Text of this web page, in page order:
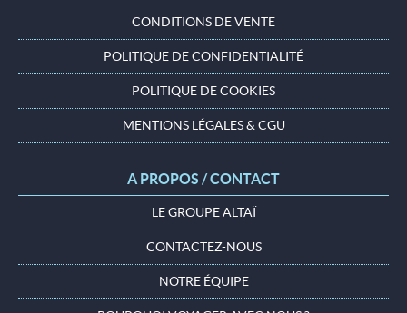
CONDITIONS DE VENTE
POLITIQUE DE CONFIDENTIALITÉ
POLITIQUE DE COOKIES
MENTIONS LÉGALES & CGU
A PROPOS / CONTACT
LE GROUPE ALTAÏ
CONTACTEZ-NOUS
NOTRE ÉQUIPE